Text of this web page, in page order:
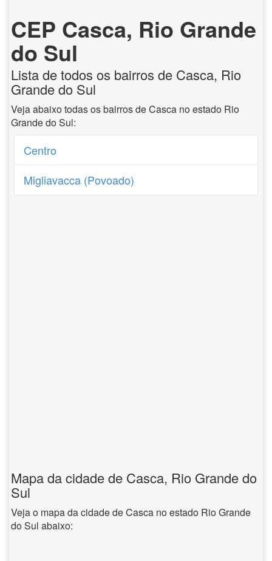
CEP Casca, Rio Grande
do Sul
Lista de todos os bairros de Casca, Rio
Grande do Sul
Veja abaixo todas os bairros de Casca no estado Rio
Grande do Sul:
Centro
Migliavacca (Povoado)
Mapa da cidade de Casca, Rio Grande do
Sul
Veja o mapa da cidade de Casca no estado Rio Grande
do Sul abaixo: